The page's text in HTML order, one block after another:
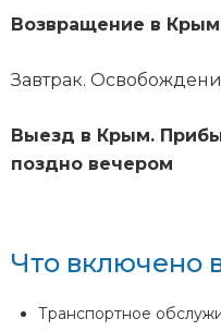
Возвращение в
Завтрак.
Выезд в Крым.
поздно вечером
Что включено
Транспортное